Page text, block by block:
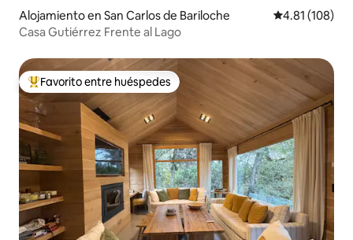
Alojamiento en San Carlos de Bariloche Calificación
4.81 (108)
Casa Gutiérrez Frente al Lago
Favorito entre huéspedes preferido
Favorito entre huéspedes